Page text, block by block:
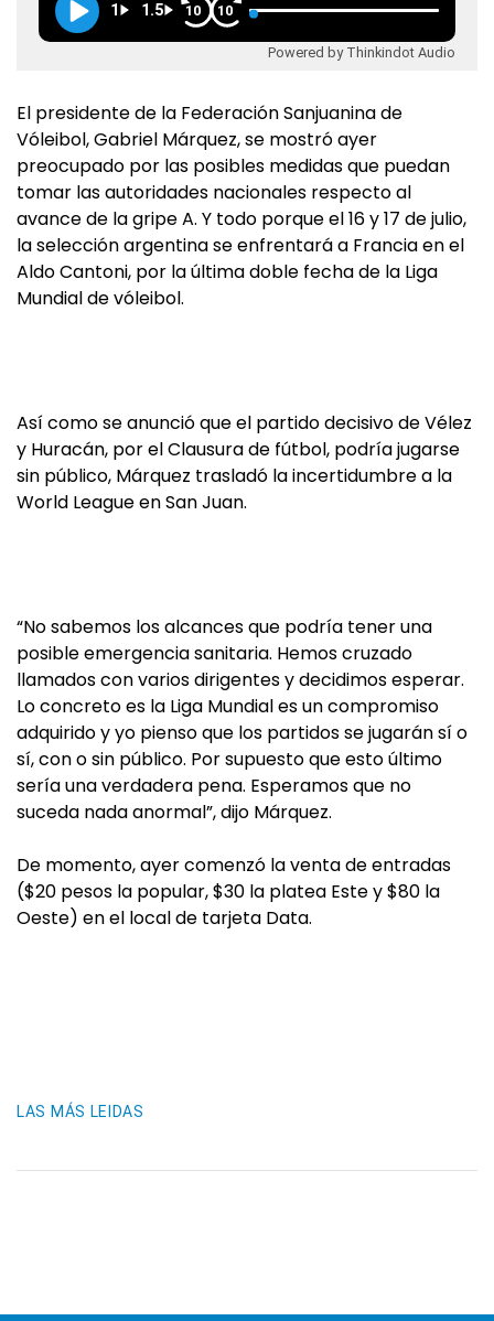
1 1.5 10 10
Powered by Thinkindot Audio
El presidente de la Federación Sanjuanina de
Vóleibol, Gabriel Márquez, se mostró ayer
preocupado por las posibles medidas que puedan
tomar las autoridades nacionales respecto al
avance de la gripe A. Y todo porque el 16 y 17 de julio,
la selección argentina se enfrentará a Francia en el
Aldo Cantoni, por la última doble fecha de la Liga
Mundial de vóleibol.
Así como se anunció que el partido decisivo de Vélez
y Huracán, por el Clausura de fútbol, podría jugarse
sin público, Márquez trasladó la incertidumbre a la
World League en San Juan.
“No sabemos los alcances que podría tener una
posible emergencia sanitaria. Hemos cruzado
llamados con varios dirigentes y decidimos esperar.
Lo concreto es la Liga Mundial es un compromiso
adquirido y yo pienso que los partidos se jugarán sí o
sí, con o sin público. Por supuesto que esto último
sería una verdadera pena. Esperamos que no
suceda nada anormal”, dijo Márquez.
De momento, ayer comenzó la venta de entradas
($20 pesos la popular, $30 la platea Este y $80 la
Oeste) en el local de tarjeta Data.
LAS MÁS LEIDAS